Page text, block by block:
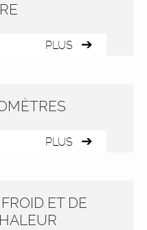
PLUS
PLUS
ET DE